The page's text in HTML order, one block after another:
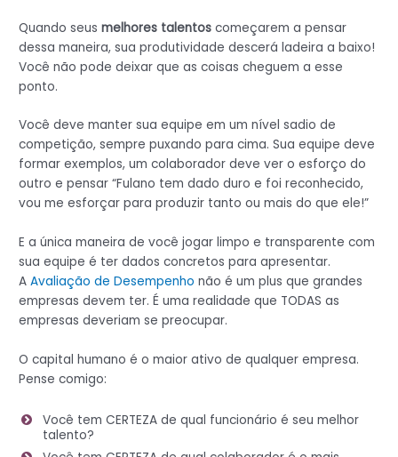
Quando seusmelhores talentos começarem a pensar
dessa maneira, sua produtividade descerá ladeira a baixo!
Você não pode deixar que as coisas cheguem a esse
ponto.
Você deve manter sua equipe em um nível sadio de
competição, sempre puxando para cima. Sua equipe deve
formar exemplos, um colaborador deve ver o esforço do
outro e pensar “Fulano tem dado duro e foi reconhecido,
vou me esforçar para produzir tanto ou mais do que ele!”
E a única maneira de você jogar limpo e transparente com
sua equipe é ter dados concretos para apresentar.
AAvaliação de Desempenho não é um plus que grandes
empresas devem ter. É uma realidade que TODAS as
empresas deveriam se preocupar.
O capital humano é o maior ativo de qualquer empresa.
Pense comigo:
Você tem CERTEZA de qual funcionário é seu melhor
talento?